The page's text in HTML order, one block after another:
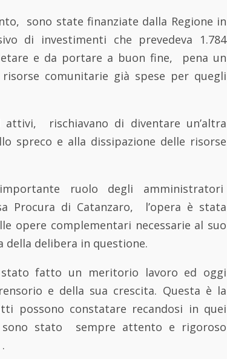
sono state finanziate dalla Regione in
di investimenti che prevedeva 1.784
e da portare a buon fine, pena un
comunitarie già spese per quegli
rischiavano di diventare un’altra
spreco e alla dissipazione delle risorse
ruolo degli amministratori
Procura di Catanzaro, l’opera è stata
opere complementari necessarie al suo
delibera in questione.
fatto un meritorio lavoro ed oggi
e della sua crescita. Questa è la
possono constatare recandosi in quei
stato sempre attento e rigoroso